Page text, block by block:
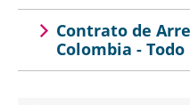
Contrato de
Colombia -